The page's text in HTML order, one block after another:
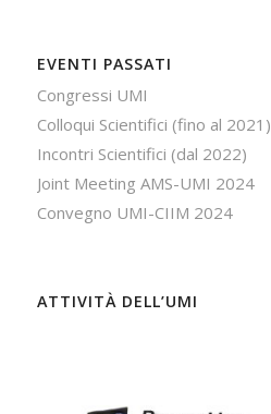
EVENTI PASSATI
Congressi UMI
Colloqui Scientifici (fino al 2021)
Incontri Scientifici (dal 2022)
Joint Meeting AMS-UMI 2024
Convegno UMI-CIIM 2024
ATTIVITÀ DELL’UMI